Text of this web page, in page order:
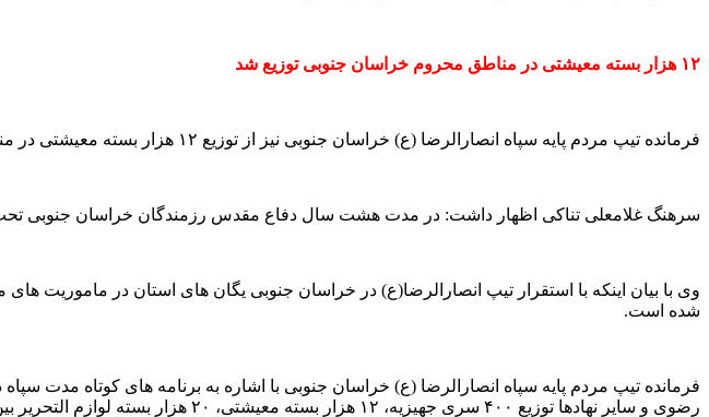
۱۲ هزار بسته معیشتی در مناطق محروم خراسان جنوبی توزیع شد
فرمانده تیپ مردم پایه سپاه انصارالرضا (ع) خراسان جنوبی نیز از توزیع ۱۲ هزار بسته معیشتی در مناطق محروم استان خبر داد.
سرهنگ غلامعلی تناکی اظهار داشت: در مدت هشت سال دفاع مقدس رزمندگان خراسان جنوبی
وی با بیان اینکه با استقرار تیپ انصارالرضا(ع) در خراسان جنوبی یگان های استان در ماموریت
شده است.
فرمانده تیپ مردم پایه سپاه انصارالرضا (ع) خراسان جنوبی با اشاره به برنامه های کوتاه مدت
رضوی و سایر نهادها توزیع ۴۰۰ سری جهیزیه، ۱۲ هزار بسته معیشتی، ۲۰ هزار بسته لوازم التحریر بین دانش آموزان مناطق محروم توزیع و ۴۴ هزار نفر اطعام شدند.